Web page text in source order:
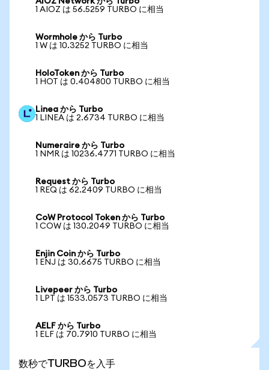
1 AIOZ は 56.5259 TURBO に相当
Wormhole から Turbo
1 W は 10.3252 TURBO に相当
HoloToken から Turbo
1 HOT は 0.404800 TURBO に相当
Linea から Turbo
1 LINEA は 2.6734 TURBO に相当
Numeraire から Turbo
1 NMR は 10236.4771 TURBO に相当
Request から Turbo
1 REQ は 62.2409 TURBO に相当
CoW Protocol Token から Turbo
1 COW は 130.2049 TURBO に相当
Enjin Coin から Turbo
1 ENJ は 30.6675 TURBO に相当
Livepeer から Turbo
1 LPT は 1533.0573 TURBO に相当
AELF から Turbo
1 ELF は 70.7910 TURBO に相当
数秒でTURBOを入手